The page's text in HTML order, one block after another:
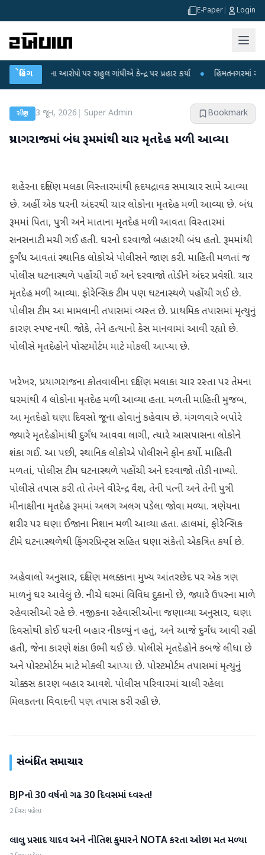
E-Paper Login
બ્રેકિંગ
લીકના આરોપો પર રાહુલ ગાંધીએ કેન્દ્ર પર પ્રહાર કર્યા ● હિંમતનગરમાં રહસ્યમય
રાષ્ટ્રીય 3 જૂન, 2026 Super Admin Bookmark
પ્રયાગરાજમાં બંધ રૂમમાંથી ચાર મૃતદેહ મળી આવ્યા
શહેરના દક્ષિણ મલકા વિસ્તારમાંથી હૃદયદ્રાવક સમાચાર સામે આવ્યા
છે. અહીં એક ઘરની અંદરથી ચાર લોકોના મૃતદેહ મળી આવ્યા છે. બંધ
રૂમમાં પિતા, પુત્રી અને માતાના મૃતદેહ મળી આવતા વિસ્તારમાં
સનસનાટી મચી ગઈ હતી. ઘરનો દરવાજો બહારથી બંધ હતો. રૂમમાંથી
દુર્ગંધ આવતાં સ્થાનિક લોકોએ પોલીસને જાણ કરી. માહિતી મળતાં જ
પોલીસ ઘટનાસ્થળે પહોંચી ગઈ અને દરવાજો તોડીને અંદર પ્રવેશી. ચાર
મૃતદેહ મળી આવ્યા. ફોરેન્સિક ટીમ પણ ઘટનાસ્થળે પહોંચી ગઈ છે.
પોલીસ ટીમ આ મામલાની તપાસમાં વ્યસ્ત છે. પ્રાથમિક તપાસમાં મૃત્યુનું
કારણ સ્પષ્ટ નથી. જોકે, તેને હત્યાનો કેસ માનવામાં આવી રહ્યો છે.
પોલીસે મૃતદેહોને પોસ્ટમોર્ટમ માટે મોકલી આપ્યા છે.
ખરેખર, પ્રયાગરાજના કોતવાલીના દક્ષિણ મલાકા ચાર રસ્તા પર તેમના
ઘરમાંથી 4 લોકોના મૃતદેહ મળી આવ્યા હતા. મળતી માહિતી મુજબ,
આ મૃતદેહો ઘણા દિવસો જૂના હોવાનું કહેવાય છે. મંગળવારે બપોરે
જ્યારે મૃતદેહોમાંથી દુર્ગંધ આવવા લાગી, ત્યારે આસપાસના લોકોને
શંકા ગઈ. આ પછી, સ્થાનિક લોકોએ પોલીસને ફોન કર્યો. માહિતી
મળતાં, પોલીસ ટીમ ઘટનાસ્થળે પહોંચી અને દરવાજો તોડી નાખ્યો.
પોલીસે તપાસ કરી તો તેમને વીરેન્દ્ર વૈશ, તેની પત્ની અને તેની પુત્રી
મીનાક્ષીના મૃતદેહ રૂમમાં અલગ અલગ પડેલા જોવા મળ્યા. ત્રણેયના
શરીર પર ઘણા ઈજાના નિશાન મળી આવ્યા હતા. હાલમાં, ફોરેન્સિક
ટીમે ઘટનાસ્થળેથી ફિંગરપ્રિન્ટ્સ સહિત ઘણા સંકેતો એકત્રિત કર્યા છે.
અહેવાલો અનુસાર, દક્ષિણ મલક્કાના મુખ્ય આંતરછેદ પર એક ત્રણ
માળનું ઘર આવેલું છે. નીચે ઘરમાં વિવિધ દુકાનો છે, જ્યારે ઉપરના માળે
રહેવાસીઓ રહે છે. નજીકના રહેવાસીઓના જણાવ્યા અનુસાર, ઘણા
દિવસોથી કોઈ ઘરની બહાર નીકળ્યું ન હતું, અને આજે દુર્ગંધ આવી રહી
હતી, જેના કારણે શંકા ઉભી થઈ છે. પોલીસે મૃતદેહોને કબજે લીધા છે
અને પોસ્ટમોર્ટમ માટે મોકલી આપ્યા છે. પોસ્ટમોર્ટમ તપાસમાં મૃત્યુનું
ચોક્કસ કારણ બહાર આવશે. પોલીસ પરિવારમાં ચાલી રહેલા
મિલકતના વિવાદની પણ તપાસ કરી રહી છે.
સંબંધિત સમાચાર
રાષ્ટ્રીય
BJPનો 30 વર્ષનો ગઢ 30 દિવસમાં ધ્વસ્ત!
2 દિવસ પહેલા
રાષ્ટ્રીય
લાલુ પ્રસાદ યાદવ અને નીતિશ કુમારને NOTA કરતા ઓછા મત મળ્યા